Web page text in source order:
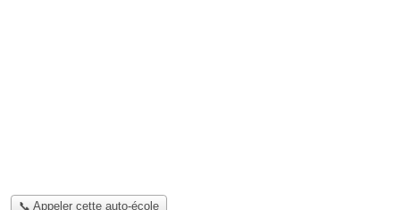
📞 Appeler cette auto-école